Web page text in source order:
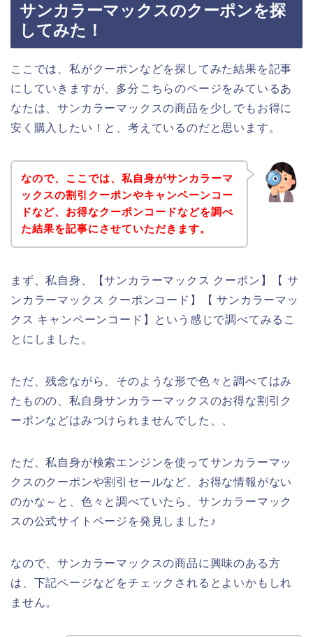
サンカラーマックスのクーポンを探
してみた！
ここでは、私がクーポンなどを探してみた結果を記事
にしていきますが、多分こちらのページをみているあ
なたは、サンカラーマックスの商品を少しでもお得に
安く購入したい！と、考えているのだと思います。
なので、ここでは、私自身がサンカラーマ
ックスの割引クーポンやキャンペーンコー
ドなど、お得なクーポンコードなどを調べ
た結果を記事にさせていただきます。
まず、私自身、【サンカラーマックス クーポン】【 サ
ンカラーマックス クーポンコード】【 サンカラーマッ
クス キャンペーンコード】という感じで調べてみるこ
とにしました。
ただ、残念ながら、そのような形で色々と調べてはみ
たものの、私自身サンカラーマックスのお得な割引ク
ーポンなどはみつけられませんでした、、
ただ、私自身が検索エンジンを使ってサンカラーマッ
クスのクーポンや割引セールなど、お得な情報がない
のかな～と、色々と調べていたら、サンカラーマック
スの公式サイトページを発見しました♪
なので、サンカラーマックスの商品に興味のある方
は、下記ページなどをチェックされるとよいかもしれ
ません。